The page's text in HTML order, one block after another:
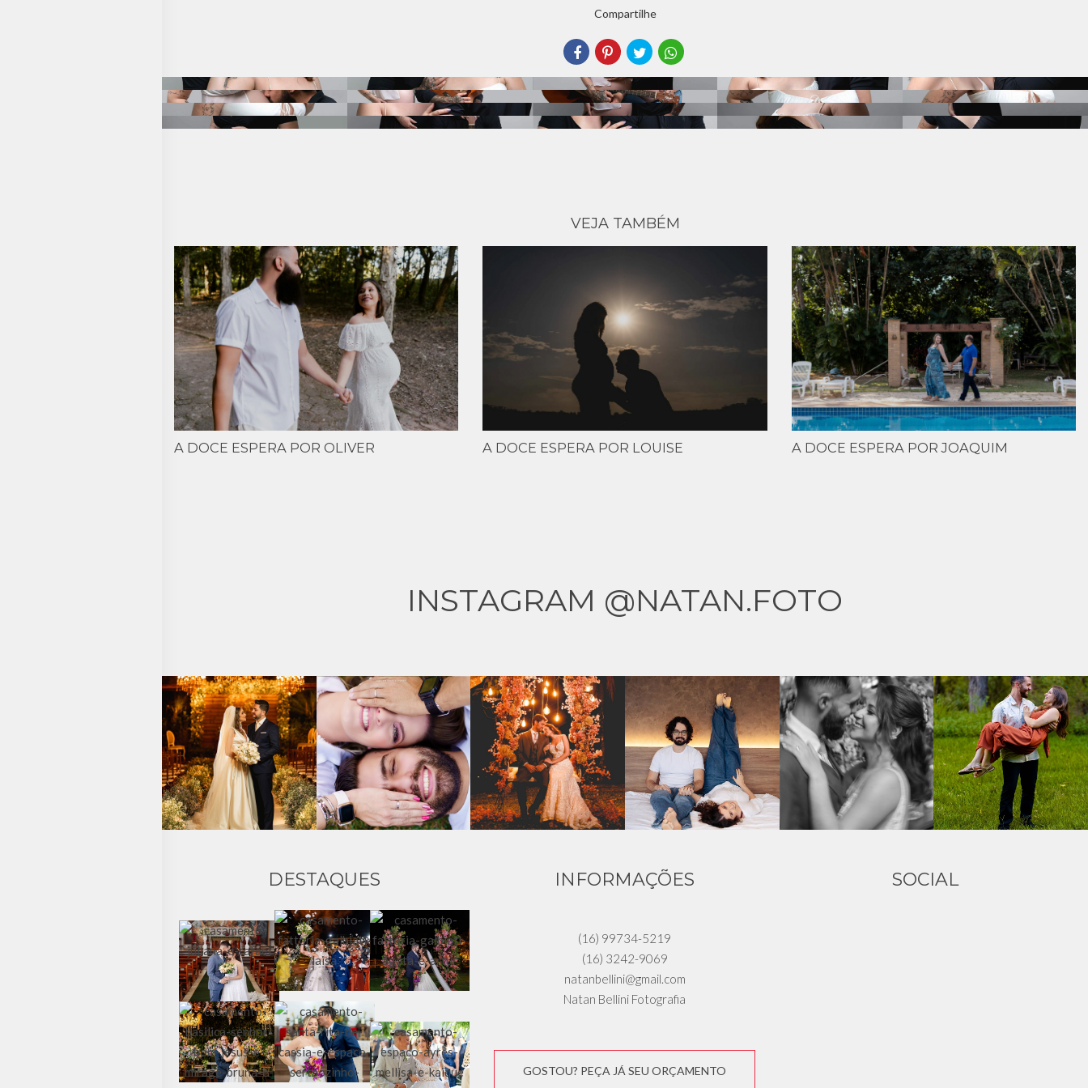
Compartilhe
VEJA TAMBÉM
A DOCE ESPERA POR OLIVER A DOCE ESPERA POR LOUISE A DOCE ESPERA POR JOAQUIM
INSTAGRAM @NATAN.FOTO
DESTAQUES INFORMAÇÕES
(16) 99734-5219
(16) 3242-9069
natanbellini@gmail.com
Natan Bellini Fotografia
GOSTOU? PEÇA JÁ SEU ORÇAMENTO
SOCIAL